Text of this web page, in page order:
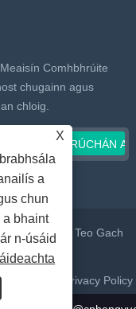
Comhbhrúite
chugainn agus
chloig.
Mold Co., Teo Gach
Privacy Policy
X
a
chun
a bhaint
n-úsáid